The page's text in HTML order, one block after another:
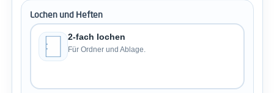
Lochen und Heften
2-fach lochen
Für Ordner und Ablage.